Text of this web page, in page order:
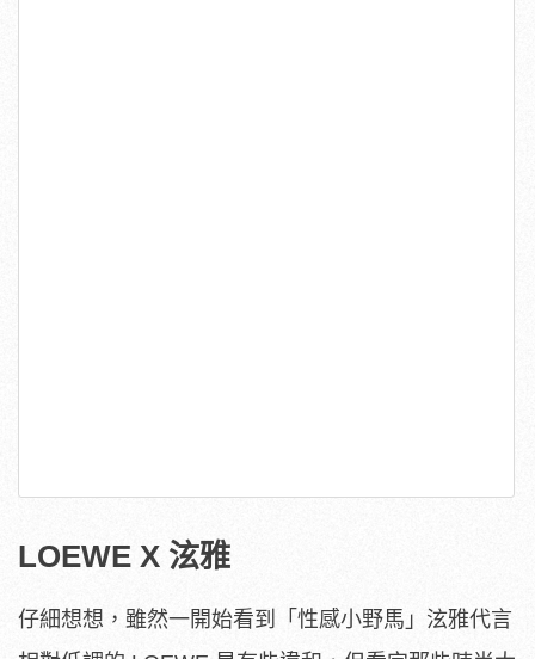
LOEWE X 泫雅
仔細想想，雖然一開始看到「性感小野馬」泫雅代言